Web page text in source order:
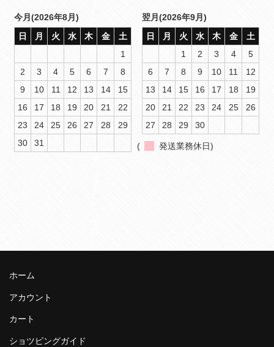
今月(2026年8月)
日
月 火 水 木 金
土
1
2
3 4 5 6 7
8
9
10 11 12 13 14
15
16
17 18 19 20 21
22
23
24 25 26 27 28
29
30
31
翌月(2026年9月)
日
月 火 水 木 金
土
1
2 3 4
5
6
7 8 9 10 11
12
13
14 15 16 17 18
19
20
21 22 23 24 25
26
27
28 29 30
( 発送業務休日)
ホーム
アカウント
カート
ショツピングガイド